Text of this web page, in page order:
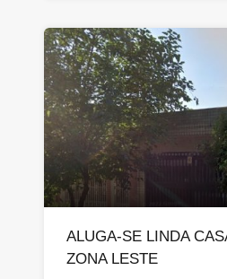
ALUGA-SE LINDA
ZONA LESTE